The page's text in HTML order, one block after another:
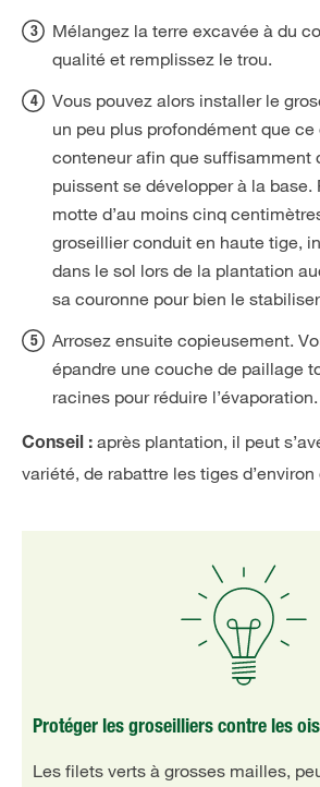
Mélangez la terre excavée à du
qualité et remplissez le trou.
Vous pouvez alors installer le
un peu plus profondément que ce
conteneur afin que suffisamment
puissent se développer à la base.
motte d’au moins cinq
groseillier conduit en haute tige,
dans le sol lors de la plantation
sa couronne pour bien le
Arrosez ensuite copieusement.
épandre une couche de paillage
racines pour réduire l’évaporation.
Conseil : après plantation, il peut
variété, de rabattre les tiges d’environ
Protéger les groseilliers contre les
Les filets verts à grosses mailles,